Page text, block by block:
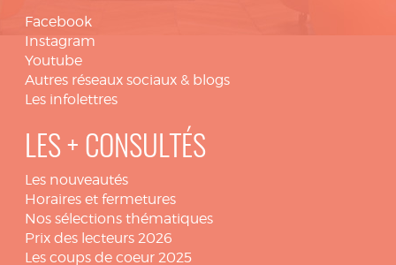
Facebook
Instagram
Youtube
Autres réseaux sociaux & blogs
Les infolettres
LES + CONSULTÉS
Les nouveautés
Horaires et fermetures
Nos sélections thématiques
Prix des lecteurs 2026
Les coups de coeur 2025